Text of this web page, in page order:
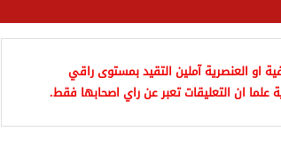
او العنصرية آملين التقيد بمستوى راقي
علما ان التعليقات تعبر عن راي اصحابها فقط.